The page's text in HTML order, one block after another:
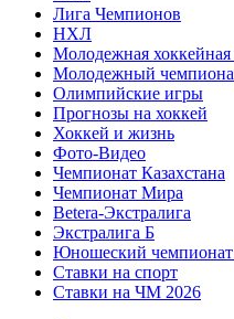
Лига Чемпионов
НХЛ
Молодежная хоккейная
Молодежный
Олимпийские игры
Прогнозы на хоккей
Хоккей и жизнь
Фото-Видео
Чемпионат Казахстана
Чемпионат Мира
Betera-Экстралига
Экстралига Б
Юношеский
Ставки на спорт
Ставки на ЧМ 2026